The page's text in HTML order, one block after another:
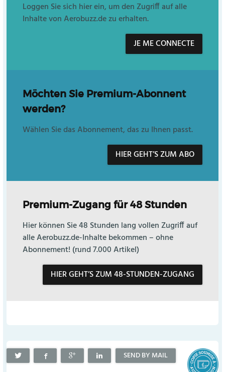
Loggen Sie sich hier ein, um den Zugriff auf alle
Inhalte von Aerobuzz.de zu erhalten.
JE ME CONNECTE
Möchten Sie Premium-Abonnent
werden?
Wählen Sie das Abonnement, das zu Ihnen passt.
HIER GEHT’S ZUM ABO
Premium-Zugang für 48 Stunden
Hier können Sie 48 Stunden lang vollen Zugriff auf
alle Aerobuzz.de-Inhalte bekommen – ohne
Abonnement! (rund 7.000 Artikel)
HIER GEHT’S ZUM 48-STUNDEN-ZUGANG
SEND BY MAIL